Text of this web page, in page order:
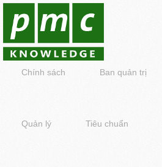
Chính sách Ban quản trị
Quản lý Tiêu chuẩn